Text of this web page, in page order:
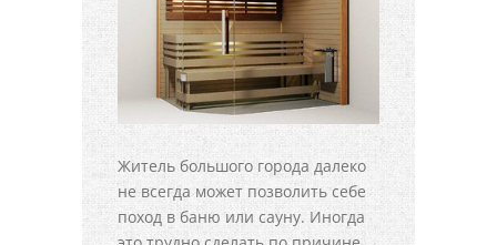
Житель большого города далеко
не всегда может позволить себе
поход в баню или сауну. Иногда